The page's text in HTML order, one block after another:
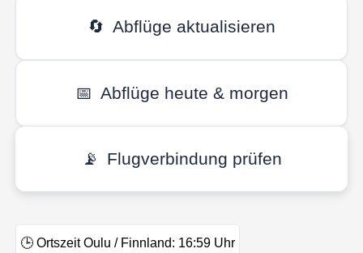
🔄 Abflüge aktualisieren
📅 Abflüge heute & morgen
📡 Flugverbindung prüfen
🕒 Ortszeit Oulu / Finnland: 16:59 Uhr